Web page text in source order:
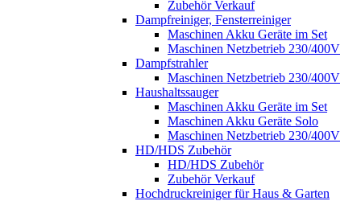
Zubehör Verkauf
Dampfreiniger, Fensterreiniger
Maschinen Akku Geräte im Set
Maschinen Netzbetrieb 230/400V
Dampfstrahler
Maschinen Netzbetrieb 230/400V
Haushaltssauger
Maschinen Akku Geräte im Set
Maschinen Akku Geräte Solo
Maschinen Netzbetrieb 230/400V
HD/HDS Zubehör
HD/HDS Zubehör
Zubehör Verkauf
Hochdruckreiniger für Haus & Garten